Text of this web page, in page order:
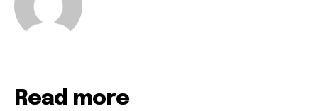
Read more